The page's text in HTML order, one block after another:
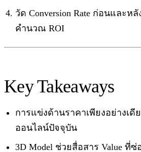
วัด Conversion Rate ก่อนและห
คำนวณ ROI
Key Takeaways
การแข่งด้านราคาเพียงอย่างเดี
ออนไลน์ปัจจุบัน
3D Model ช่วยสื่อสาร Value ที่